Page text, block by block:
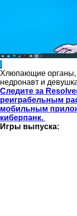
Хлюпающие органы,
недронавт и
Следите за
реиграбельным
мобильным
киберпанк.
Игры выпуска: